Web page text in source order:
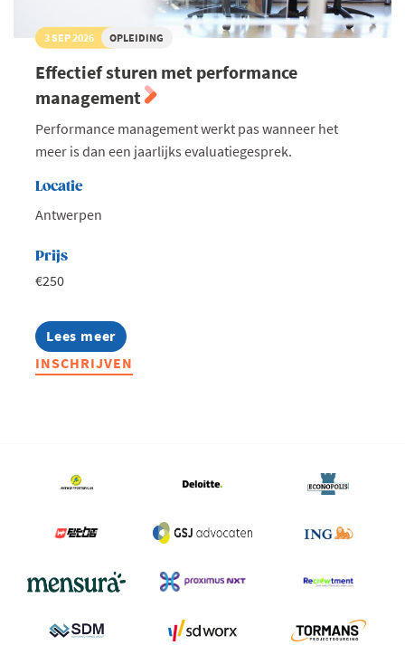
3 SEP 2026 OPLEIDING
Effectief sturen met performance
management
Performance management werkt pas wanneer het
meer is dan een jaarlijks evaluatiegesprek.
Locatie
Antwerpen
Prijs
€250
Lees meer
about
Effectief
sturen
INSCHRIJVEN